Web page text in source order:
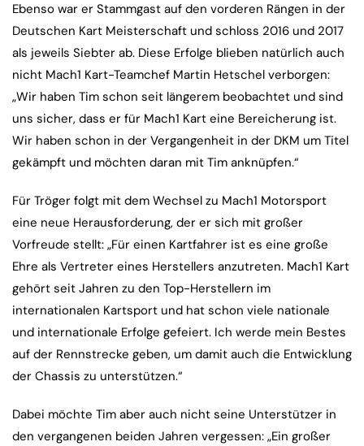
Ebenso war er Stammgast auf den vorderen Rängen in der
Deutschen Kart Meisterschaft und schloss 2016 und 2017
als jeweils Siebter ab. Diese Erfolge blieben natürlich auch
nicht Mach1 Kart-Teamchef Martin Hetschel verborgen:
„Wir haben Tim schon seit längerem beobachtet und sind
uns sicher, dass er für Mach1 Kart eine Bereicherung ist.
Wir haben schon in der Vergangenheit in der DKM um Titel
gekämpft und möchten daran mit Tim anknüpfen.“
Für Tröger folgt mit dem Wechsel zu Mach1 Motorsport
eine neue Herausforderung, der er sich mit großer
Vorfreude stellt: „Für einen Kartfahrer ist es eine große
Ehre als Vertreter eines Herstellers anzutreten. Mach1 Kart
gehört seit Jahren zu den Top-Herstellern im
internationalen Kartsport und hat schon viele nationale
und internationale Erfolge gefeiert. Ich werde mein Bestes
auf der Rennstrecke geben, um damit auch die Entwicklung
der Chassis zu unterstützen.“
Dabei möchte Tim aber auch nicht seine Unterstützer in
den vergangenen beiden Jahren vergessen: „Ein großer